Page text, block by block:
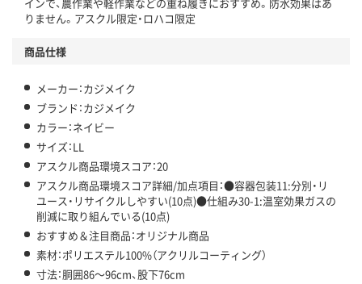
りません。アスクル限定・ロハコ限定
商品仕様
メーカー：カジメイク
ブランド：カジメイク
カラー：ネイビー
サイズ：LL
アスクル商品環境スコア：20
アスクル商品環境スコア詳細/加点項目：●容器包装11:分別・リ
ユース・リサイクルしやすい(10点)●仕組み30-1:温室効果ガスの
削減に取り組んでいる(10点)
おすすめ＆注目商品：オリジナル商品
素材：ポリエステル100%（アクリルコーティング）
寸法：胴囲86～96cm、股下76cm